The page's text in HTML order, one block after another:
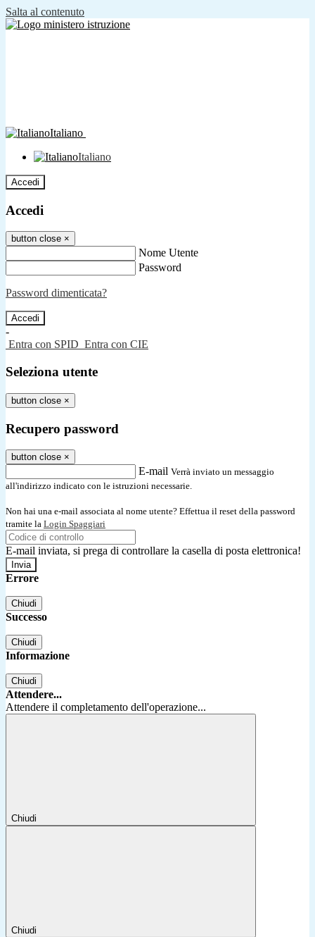
Salta al contenuto
Italiano
Italiano
Accedi
Accedi
button close ×
Nome Utente
Password
Password dimenticata?
-
Entra con SPID Entra con CIE
Seleziona utente
button close ×
Recupero password
button close ×
E-mail Verrà inviato un messaggio
all'indirizzo indicato con le istruzioni necessarie.
Non hai una e-mail associata al nome utente? Effettua il reset della password
tramite la Login Spaggiari
E-mail inviata, si prega di controllare la casella di posta elettronica!
Errore
Chiudi
Successo
Chiudi
Informazione
Chiudi
Attendere...
Attendere il completamento dell'operazione...
Chiudi
Chiudi